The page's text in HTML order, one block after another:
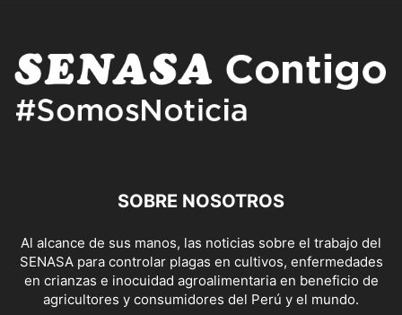
SOBRE NOSOTROS
Al alcance de sus manos, las noticias sobre el trabajo del
SENASA para controlar plagas en cultivos, enfermedades
en crianzas e inocuidad agroalimentaria en beneficio de
agricultores y consumidores del Perú y el mundo.